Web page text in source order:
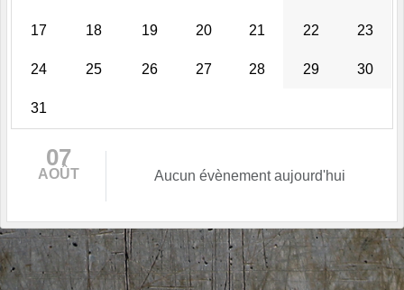
17 18 19 20 21 22 23
24 25 26 27 28 29 30
31
07
AOÛT Aucun évènement aujourd'hui